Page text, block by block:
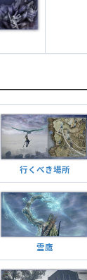
行くべき場所
霊鷹